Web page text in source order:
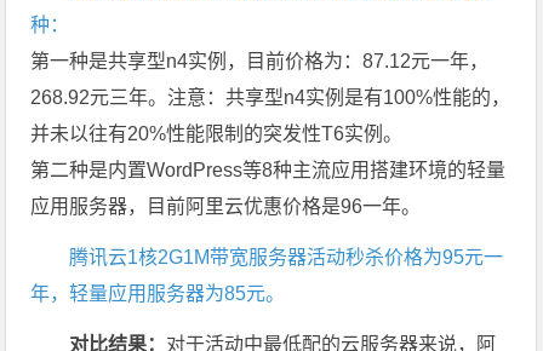
种：
第一种是共享型n4实例，目前价格为：87.12元一年，
268.92元三年。注意：共享型n4实例是有100%性能的，
并未以往有20%性能限制的突发性T6实例。
第二种是内置WordPress等8种主流应用搭建环境的轻量
应用服务器，目前阿里云优惠价格是96一年。
腾讯云1核2G1M带宽服务器活动秒杀价格为95元一
年，轻量应用服务器为85元。
对比结果： 对于活动中最低配的云服务器来说，阿